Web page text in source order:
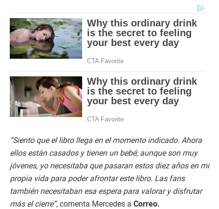
“Siento que el libro llega en el momento indicado. Ahora
ellos están casados y tienen un bebé; aunque son muy
jóvenes, yo necesitaba que pasaran estos diez años en mi
propia vida para poder afrontar este libro. Las fans
también necesitaban esa espera para valorar y disfrutar
más el cierre”, comenta Mercedes a Correo.